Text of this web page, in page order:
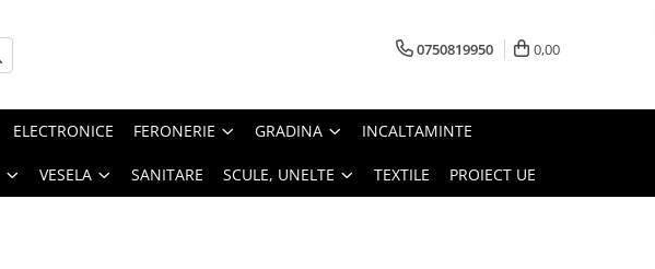
0750819950 0,00
ELECTRONICE FERONERIE GRADINA INCALTAMINTE
VESELA SANITARE SCULE, UNELTE TEXTILE PROIECT UE